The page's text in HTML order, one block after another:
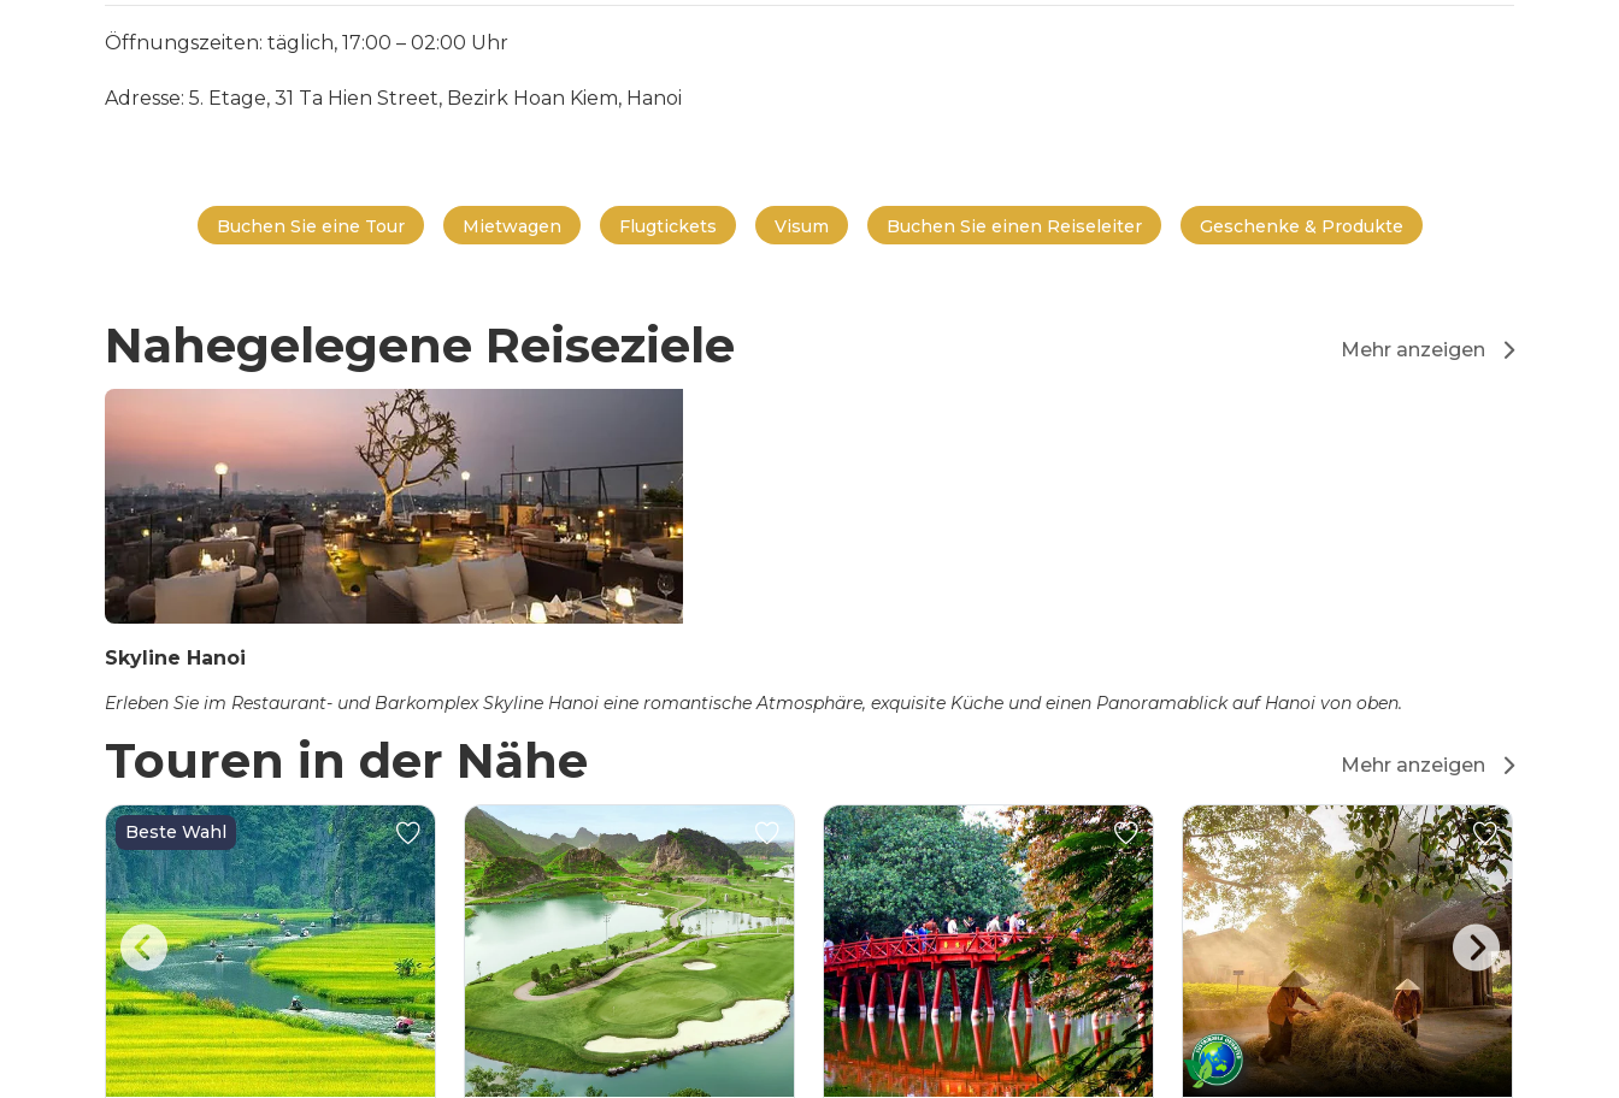
Öffnungszeiten: täglich, 17:00 – 02:00 Uhr
Adresse: 5. Etage, 31 Ta Hien Street, Bezirk Hoan Kiem, Hanoi
Buchen Sie eine Tour Mietwagen Flugtickets Visum Buchen Sie einen Reiseleiter Geschenke & Produkte
Nahegelegene Reiseziele Mehr anzeigen
Skyline Hanoi
Erleben Sie im Restaurant- und Barkomplex Skyline Hanoi eine romantische Atmosphäre, exquisite Küche und einen Panoramablick auf Hanoi von oben.
Touren in der Nähe Mehr anzeigen
Beste Wahl